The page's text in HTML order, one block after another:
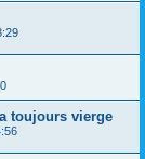
toujours vierge